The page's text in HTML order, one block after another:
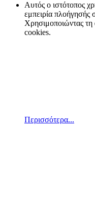
Αυτός ο ιστότοπος
εμπειρία πλοήγησής
Χρησιμοποιώντας τη
cookies.
Περισσότερα...